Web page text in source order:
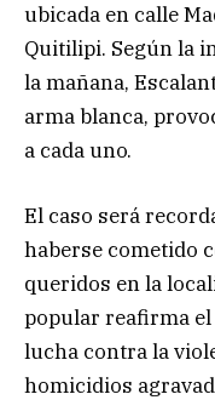
ubicada en calle
Quitilipi. Según la
la mañana,
arma blanca,
a cada uno.
El caso será
haberse cometido
queridos en la
popular reafirma
lucha contra la
homicidios